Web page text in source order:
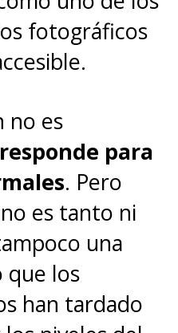
el doble
un Apple
reloj Galaxy
vuelve a
lidera
de
y
logra un
fotográficos
no es
responde para
. Pero
es tanto ni
una
que los
han tardado